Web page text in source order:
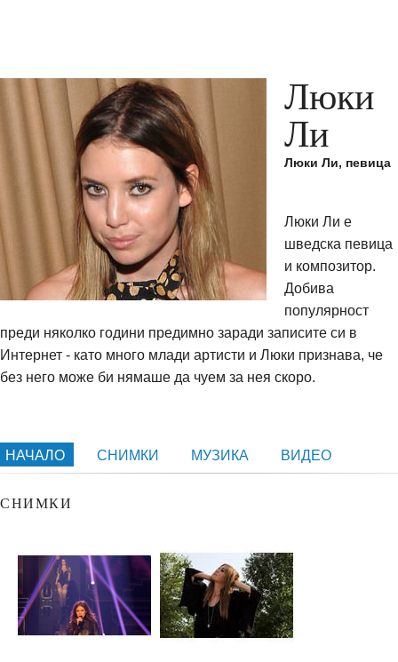
Люки
Ли
Люки Ли, певица
Люки Ли e
шведска певица
и композитор.
Добива
популярност
преди няколко години предимно заради записите си в
Интернет - като много млади артисти и Люки признава, че
без него може би нямаше да чуем за нея скоро.
НАЧАЛО СНИМКИ МУЗИКА ВИДЕО
СНИМКИ